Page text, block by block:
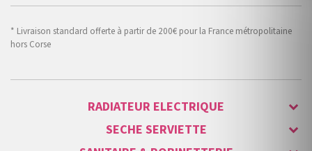
* Livraison standard offerte à partir de 200€ pour la France métropolitaine
hors Corse
RADIATEUR ELECTRIQUE
SECHE SERVIETTE